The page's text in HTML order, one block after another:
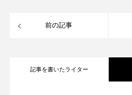
前の記事
記事を書いたライター